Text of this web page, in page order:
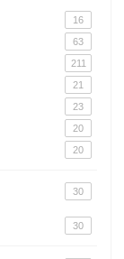
16
63
211
21
23
20
20
30
30